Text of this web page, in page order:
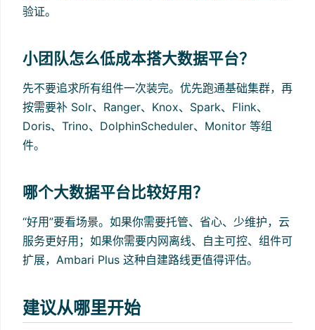
验证。
小团队怎么低成本搭大数据平台？
先不要追求所有组件一次装完。优先跑通基础集群，再
按需要补 Solr、Ranger、Knox、Spark、Flink、
Doris、Trino、DolphinScheduler、Monitor 等组
件。
哪个大数据平台比较好用？
“好用”要看场景。如果你需要托管、省心、少维护，云
服务更好用；如果你需要内网离线、自主可控、组件可
扩展，Ambari Plus 这种自建路线更值得评估。
建议从哪里开始